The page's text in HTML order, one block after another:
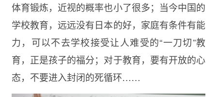
体育锻炼，近视的概率也小了很多；当今中国的
学校教育，远远没有日本的好，家庭有条件有能
力，可以不去学校接受让人难受的“一刀切”教
育，正是孩子的福分；对于教育，要有开放的心
态，不要进入封闭的死循环……